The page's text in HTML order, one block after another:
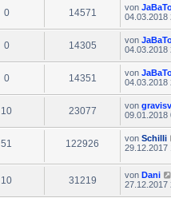
0 14571 von
04.03.2018
0 14305 von
04.03.2018
0 14351 von
04.03.2018
10 23077 von
09.01.2018
51 122926 von Schilli
29.12.2017
10 31219 von Dani
27.12.2017